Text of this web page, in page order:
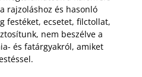
rajzoláshoz és hasonló
festéket, ecsetet, filctollat,
nem beszélve a
és fatárgyakról, amiket